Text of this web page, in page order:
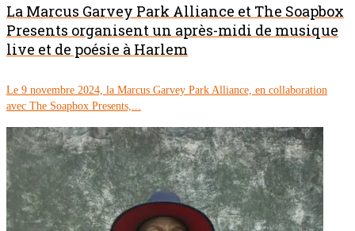
La Marcus Garvey Park Alliance et The Soapbox
Presents organisent un après-midi de musique
live et de poésie à Harlem
Le 9 novembre 2024, la Marcus Garvey Park Alliance, en collaboration
avec The Soapbox Presents,...